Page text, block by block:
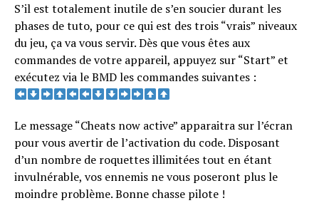
S’il est totalement inutile de s’en soucier durant les
phases de tuto, pour ce qui est des trois “vrais” niveaux
du jeu, ça va vous servir. Dès que vous êtes aux
commandes de votre appareil, appuyez sur “Start” et
exécutez via le BMD les commandes suivantes :
Le message “Cheats now active” apparaitra sur l’écran
pour vous avertir de l’activation du code. Disposant
d’un nombre de roquettes illimitées tout en étant
invulnérable, vos ennemis ne vous poseront plus le
moindre problème. Bonne chasse pilote !